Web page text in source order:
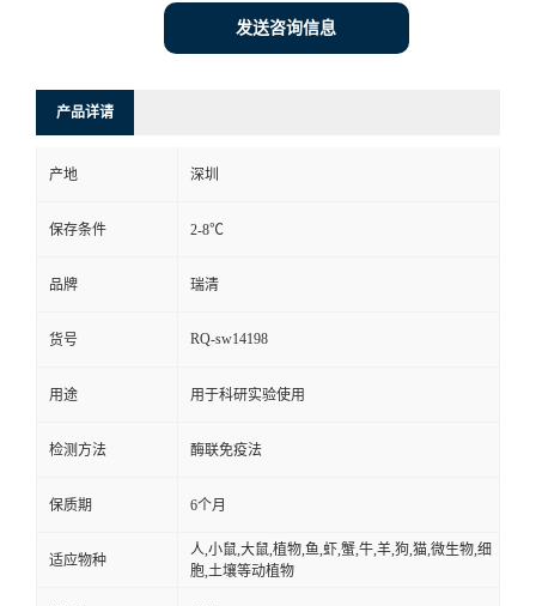
发送咨询信息
产品详请
产地 深圳
保存条件 2-8℃
品牌 瑞清
货号 RQ-sw14198
用途 用于科研实验使用
检测方法 酶联免疫法
保质期 6个月
适应物种
人,小鼠,大鼠,植物,鱼,虾,蟹,牛,羊,狗,猫,微生物,细
胞,土壤等动植物